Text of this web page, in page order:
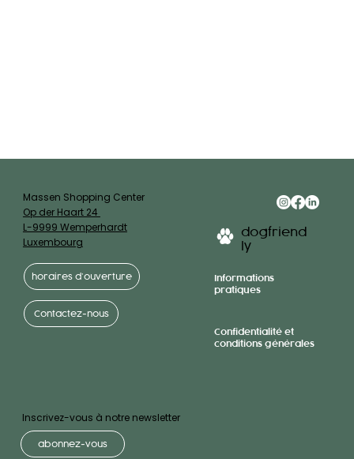
Inscrivez-vous à notre newsletter
abonnez-vous
dogfriend
ly
Informations
pratiques
Confidentialité et
conditions générales
Massen Shopping Center
Op der Haart 24
L-9999 Wemperhardt
Luxembourg
horaires d’ouverture
Contactez-nous